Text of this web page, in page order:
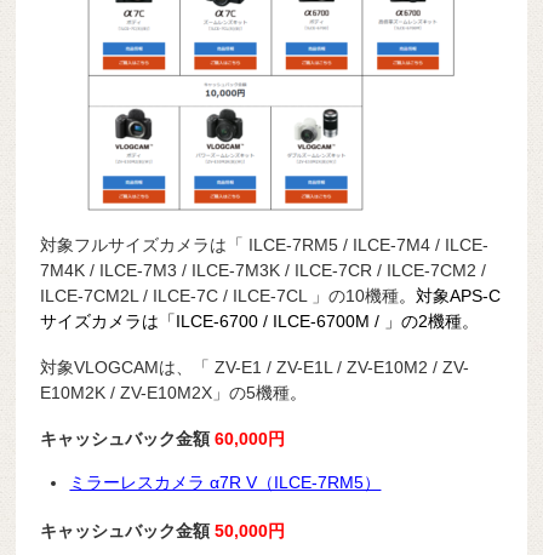
対象フルサイズカメラは「 ILCE-7RM5 / ILCE-7M4 / ILCE-
7M4K / ILCE-7M3 / ILCE-7M3K / ILCE-7CR / ILCE-7CM2 /
ILCE-7CM2L / ILCE-7C / ILCE-7CL 」の10機種。対象APS-C
サイズカメラは「ILCE-6700 / ILCE-6700M / 」の2機種。
対象VLOGCAMは、「 ZV-E1 / ZV-E1L / ZV-E10M2 / ZV-
E10M2K / ZV-E10M2X」の5機種。
キャッシュバック金額60,000円
ミラーレスカメラ α7R V（ILCE-7RM5）
キャッシュバック金額50,000円